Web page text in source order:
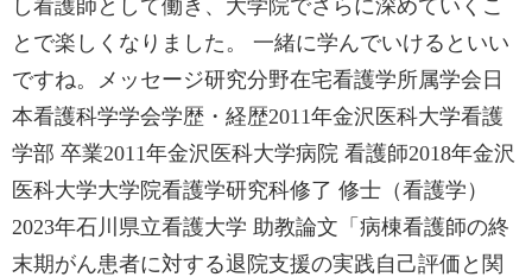
し看護師として働き、大学院でさらに深めていくこ
とで楽しくなりました。 一緒に学んでいけるといい
ですね。メッセージ研究分野在宅看護学所属学会日
本看護科学学会学歴・経歴2011年金沢医科大学看護
学部 卒業2011年金沢医科大学病院 看護師2018年金沢
医科大学大学院看護学研究科修了 修士（看護学）
2023年石川県立看護大学 助教論文「病棟看護師の終
末期がん患者に対する退院支援の実践自己評価と関